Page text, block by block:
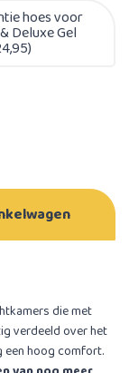
hoes voor
Deluxe Gel
die met
verdeeld over het
hoog comfort.